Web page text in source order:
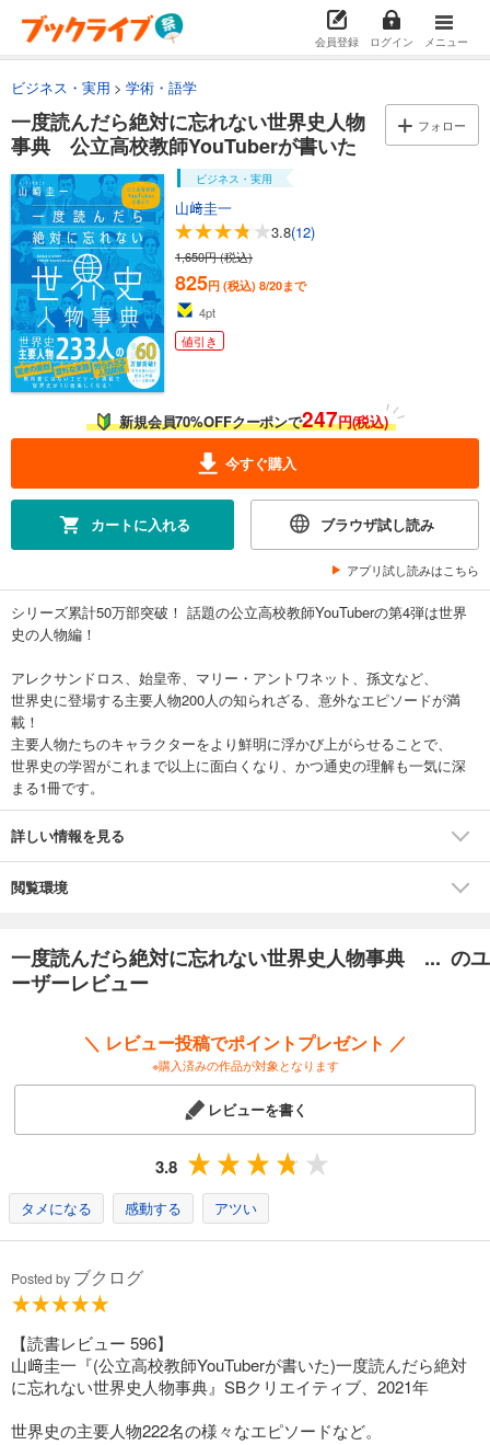
会員登録 ログイン メニュー
ビジネス・実用 学術・語学
一度読んだら絶対に忘れない世界史人物
事典 公立高校教師YouTuberが書いた
フォロー
ビジネス・実用
山﨑圭一
3.8(12)
1,650円 (税込)
825円 (税込) 8/20まで
4pt
値引き
新規会員70%OFFクーポンで247円(税込)
今すぐ購入
カートに入れる ブラウザ試し読み
アプリ試し読みはこちら
シリーズ累計50万部突破！ 話題の公立高校教師YouTuberの第4弾は世界
史の人物編！
アレクサンドロス、始皇帝、マリー・アントワネット、孫文など、
世界史に登場する主要人物200人の知られざる、意外なエピソードが満
載！
主要人物たちのキャラクターをより鮮明に浮かび上がらせることで、
世界史の学習がこれまで以上に面白くなり、かつ通史の理解も一気に深
まる1冊です。
詳しい情報を見る
閲覧環境
一度読んだら絶対に忘れない世界史人物事典 ... のユ
ーザーレビュー
＼ レビュー投稿でポイントプレゼント ／
※購入済みの作品が対象となります
レビューを書く
3.8
タメになる 感動する アツい
Posted by ブクログ
【読書レビュー 596】
山﨑圭一『(公立高校教師YouTuberが書いた)一度読んだら絶対
に忘れない世界史人物事典』SBクリエイティブ、2021年
世界史の主要人物222名の様々なエピソードなど。